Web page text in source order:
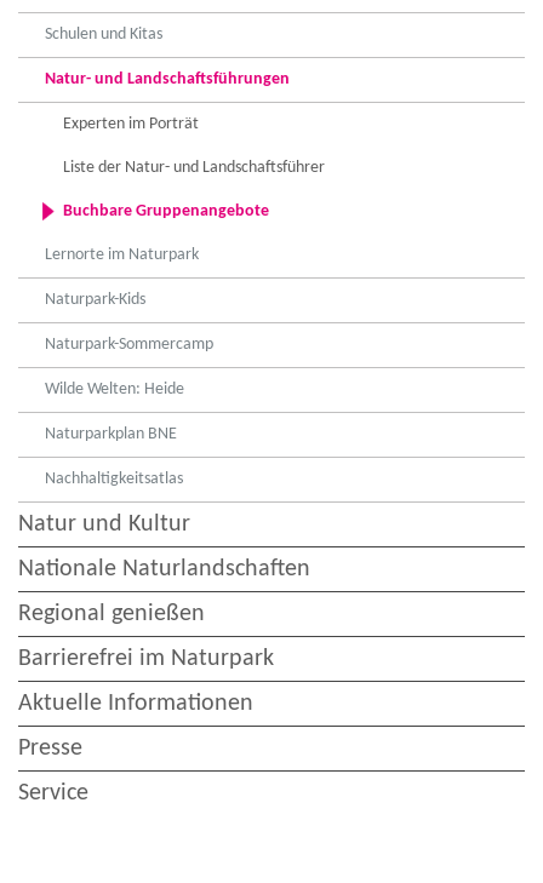
Schulen und Kitas
Natur- und Landschaftsführungen
Experten im Porträt
Liste der Natur- und Landschaftsführer
Buchbare Gruppenangebote
Lernorte im Naturpark
Naturpark-Kids
Naturpark-Sommercamp
Wilde Welten: Heide
Naturparkplan BNE
Nachhaltigkeitsatlas
Natur und Kultur
Nationale Naturlandschaften
Regional genießen
Barrierefrei im Naturpark
Aktuelle Informationen
Presse
Service